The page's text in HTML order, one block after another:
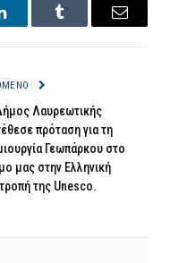
Tumblr Email
Λαυρεωτικής
πρόταση για τη
Γεωπάρκου στο
μας στην Ελληνική
της Unesco.